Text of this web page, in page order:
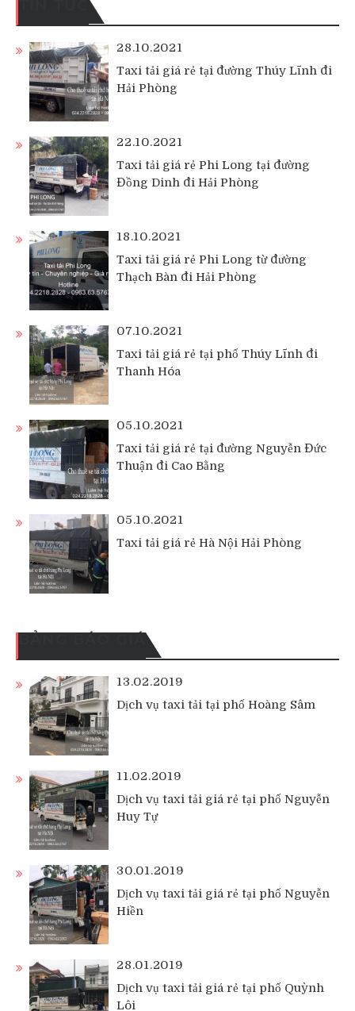
28.10.2021
Taxi tải giá rẻ tại đường Thúy Lĩnh đi
Hải Phòng
22.10.2021
Taxi tải giá rẻ Phi Long tại đường
Đồng Dinh đi Hải Phòng
18.10.2021
Taxi tải giá rẻ Phi Long từ đường
Thạch Bàn đi Hải Phòng
07.10.2021
Taxi tải giá rẻ tại phố Thúy Lĩnh đi
Thanh Hóa
05.10.2021
Taxi tải giá rẻ tại đường Nguyễn Đức
Thuận đi Cao Bằng
05.10.2021
Taxi tải giá rẻ Hà Nội Hải Phòng
BẢNG BÁO GIÁ
13.02.2019
Dịch vụ taxi tải tại phố Hoàng Sâm
11.02.2019
Dịch vụ taxi tải giá rẻ tại phố Nguyễn
Huy Tự
30.01.2019
Dịch vụ taxi tải giá rẻ tại phố Nguyễn
Hiền
28.01.2019
Dịch vụ taxi tải giá rẻ tại phố Quỳnh
Lôi